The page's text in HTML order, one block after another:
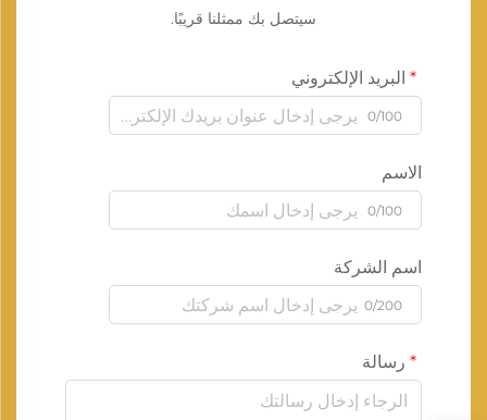
سيتصل بك ممثلنا قريبًا.
البريد الإلكتروني
0/100
الاسم
0/100
اسم الشركة
0/200
رسالة